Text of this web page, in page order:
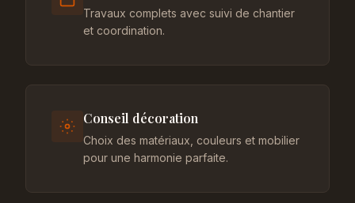
Travaux complets avec suivi de chantier
et coordination.
Conseil décoration
Choix des matériaux, couleurs et mobilier
pour une harmonie parfaite.